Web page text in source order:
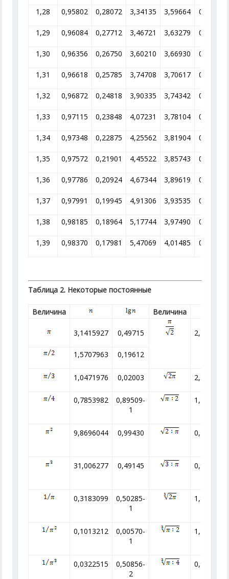
1,28 0,95802 0,28072 3,34135 3,59664 0,27804
1,29 0,96084 0,27712 3,46721 3,63279 0,27527
1,30 0,96356 0,26750 3,60210 3,66930 0,27253
1,31 0,96618 0,25785 3,74708 3,70617 0,26982
1,32 0,96872 0,24818 3,90335 3,74342 0,26714
1,33 0,97115 0,23848 4,07231 3,78104 0,26448
1,34 0,97348 0,22875 4,25562 3,81904 0,26185
1,35 0,97572 0,21901 4,45522 3,85743 0,25924
1,36 0,97786 0,20924 4,67344 3,89619 0,25666
1,37 0,97991 0,19945 4,91306 3,93535 0,25411
1,38 0,98185 0,18964 5,17744 3,97490 0,25158
1,39 0,98370 0,17981 5,47069 4,01485 0,24908
Таблица 2. Некоторые постоянные
Величина Величина
3,1415927 0,49715 2,221442
1,5707963 0,19612
1,0471976 0,02003 2,506628
0,7853982
0,89509-
1
1,253314
9,8696044 0,99430 0,797885
31,006277 0,49145 0,977205
0,3183099
0,50285-
1
1,845261
0,1013212
0,00570-
1
1,162447
0,0322515
0,50856-
2
0,922635